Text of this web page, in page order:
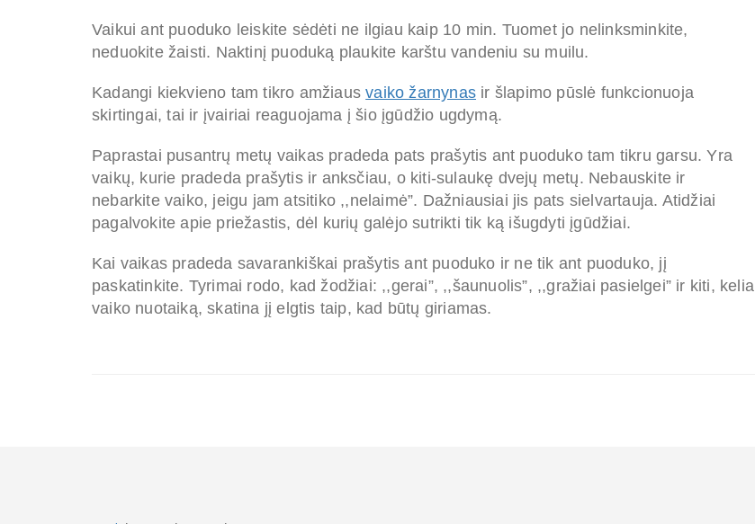
Vaikui ant puoduko leiskite sėdėti ne ilgiau kaip 10 min. Tuomet jo nelinksminkite,
neduokite žaisti. Naktinį puoduką plaukite karštu vandeniu su muilu.
Kadangi kiekvieno tam tikro amžiausvaiko žarnynas ir šlapimo pūslė funkcionuoja
skirtingai, tai ir įvairiai reaguojama į šio įgūdžio ugdymą.
Paprastai pusantrų metų vaikas pradeda pats prašytis ant puoduko tam tikru garsu. Yra
vaikų, kurie pradeda prašytis ir anksčiau, o kiti-sulaukę dvejų metų. Nebauskite ir
nebarkite vaiko, jeigu jam atsitiko ,,nelaimė”. Dažniausiai jis pats sielvartauja. Atidžiai
pagalvokite apie priežastis, dėl kurių galėjo sutrikti tik ką išugdyti įgūdžiai.
Kai vaikas pradeda savarankiškai prašytis ant puoduko ir ne tik ant puoduko, jį
paskatinkite. Tyrimai rodo, kad žodžiai: ,,gerai”, ,,šaunuolis”, ,,gražiai pasielgei” ir kiti, kelia
vaiko nuotaiką, skatina jį elgtis taip, kad būtų giriamas.